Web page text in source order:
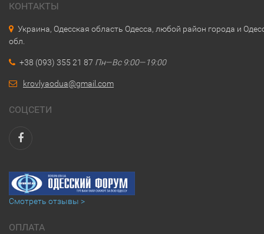
КОНТАКТЫ
Украина, Одесская область Одесса, любой район города и
обл.
+38 (093) 355 21 87 Пн—Вс 9:00—19:00
krovlyaodua@gmail.com
СОЦСЕТИ
Смотреть отзывы >
ОПЛАТА